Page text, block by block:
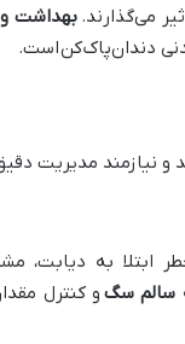
می‌گذارند.بهداشت
دندان‌پاک‌کناست.
و نیازمند مدیریت
ابتلا به دیابت،
سالم سگ و کنترل مقدار